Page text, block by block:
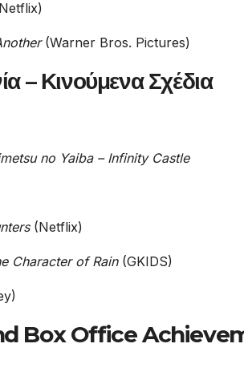
(Warner Bros. Pictures)
– Κινούμενα Σχέδια
no Yaiba – Infinity Castle
(Netflix)
Character of Rain(GKIDS)
Box Office